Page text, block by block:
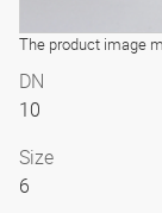
The product image
DN
10
Size
6